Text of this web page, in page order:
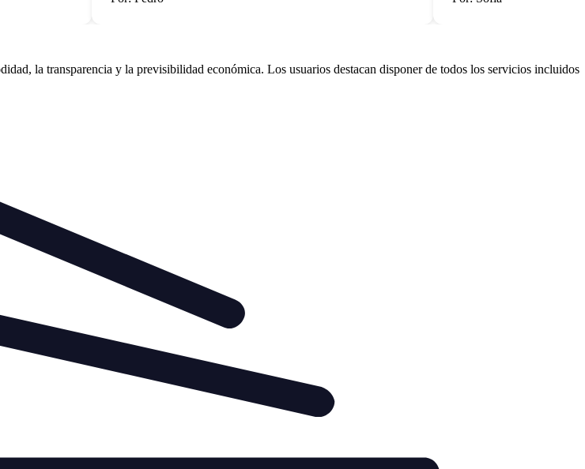
la transparencia y la previsibilidad económica. Los usuarios destacan disponer de todos los servicios incluidos